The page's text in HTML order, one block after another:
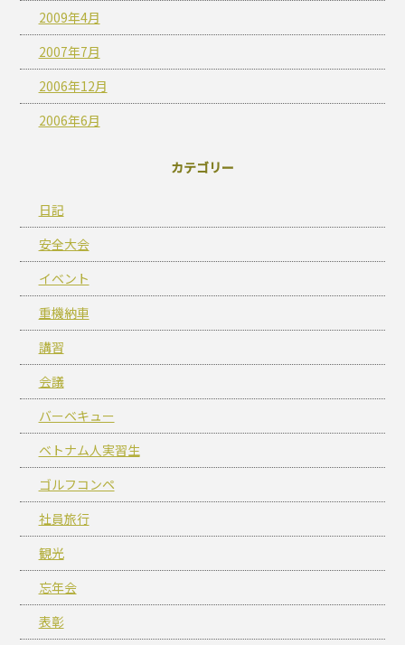
2009年4月
2007年7月
2006年12月
2006年6月
カテゴリー
日記
安全大会
イベント
重機納車
講習
会議
バーベキュー
ベトナム人実習生
ゴルフコンペ
社員旅行
観光
忘年会
表彰